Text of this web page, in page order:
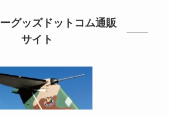
グッズドットコム通販
サイト